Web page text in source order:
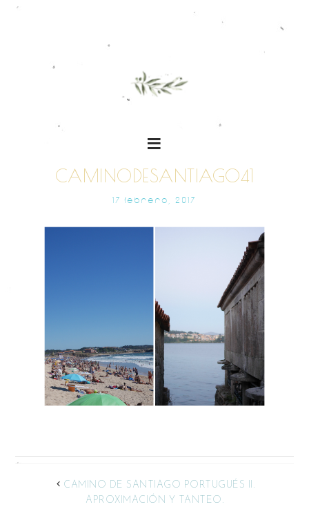
CAMINODESANTIAGO41
17 FEBRERO, 2017
CAMINO DE SANTIAGO PORTUGUÉS II.
APROXIMACIÓN Y TANTEO.